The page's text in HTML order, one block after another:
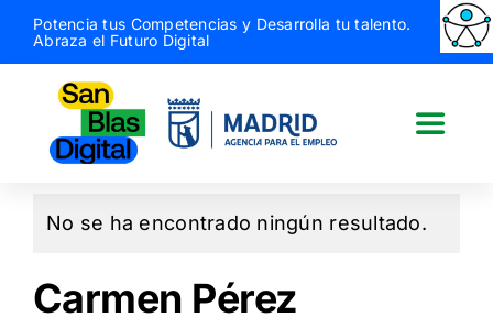
Saltar
contenido
Potencia tus Competencias y Desarrolla tu talento.
Abraza el Futuro Digital
Toggle
Aviso
No se ha encontrado ningún resultado.
Carmen Pérez